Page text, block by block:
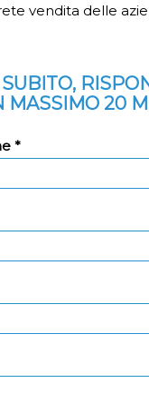
vendita delle
MASSIMO 20
*